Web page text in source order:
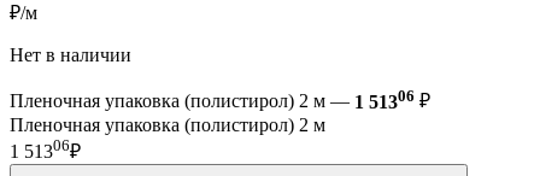
₽/м
Нет в наличии
Пленочная упаковка (полистирол) 2 м — 1 51306 ₽
Пленочная упаковка (полистирол) 2 м
1 51306₽